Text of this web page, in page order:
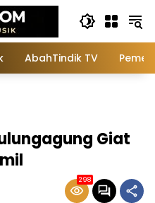
AbahTindik TV
Giat
298